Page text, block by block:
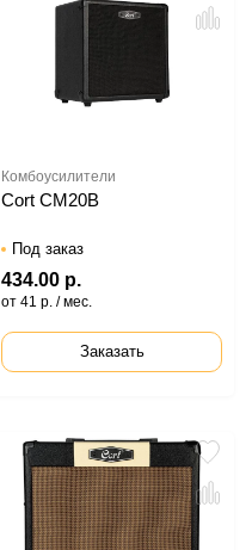
Комбоусилители
Cort CM20B
Под заказ
434.00 р.
от 41 р. / мес.
Заказать